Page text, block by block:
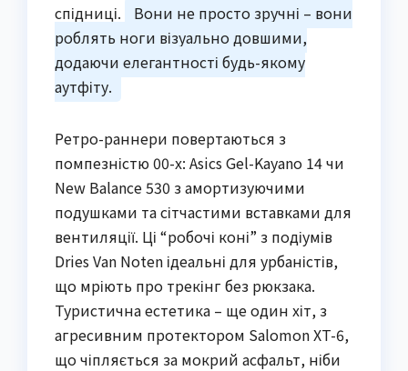
спідниці.
Вони не просто зручні – вони
роблять ноги візуально довшими,
додаючи елегантності будь-якому
аутфіту.
Ретро-раннери повертаються з
помпезністю 00-х: Asics Gel-Kayano 14 чи
New Balance 530 з амортизуючими
подушками та сітчастими вставками для
вентиляції. Ці “робочі коні” з подіумів
Dries Van Noten ідеальні для урбаністів,
що мріють про трекінг без рюкзака.
Туристична естетика – ще один хіт, з
агресивним протектором Salomon XT-6,
що чіпляється за мокрий асфальт, ніби